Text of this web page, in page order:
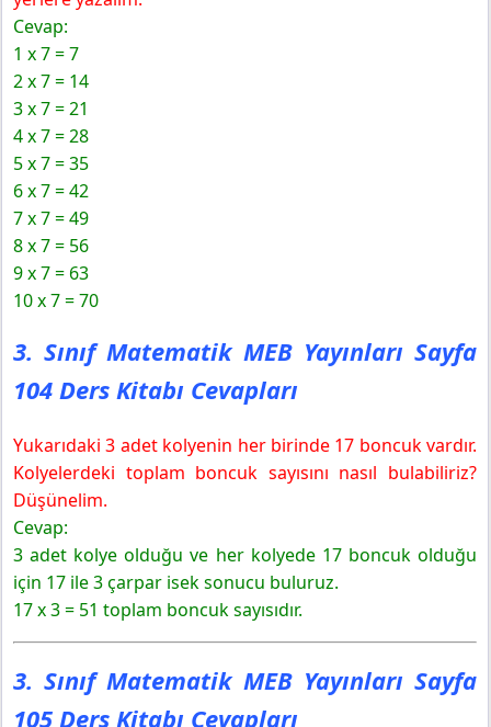
Cevap:
1 x 7 = 7
2 x 7 = 14
3 x 7 = 21
4 x 7 = 28
5 x 7 = 35
6 x 7 = 42
7 x 7 = 49
8 x 7 = 56
9 x 7 = 63
10 x 7 = 70
3. Sınıf Matematik MEB Yayınları Sayfa
104 Ders Kitabı Cevapları
Yukarıdaki 3 adet kolyenin her birinde 17 boncuk vardır.
Kolyelerdeki toplam boncuk sayısını nasıl bulabiliriz?
Düşünelim.
Cevap:
3 adet kolye olduğu ve her kolyede 17 boncuk olduğu
için 17 ile 3 çarpar isek sonucu buluruz.
17 x 3 = 51 toplam boncuk sayısıdır.
3. Sınıf Matematik MEB Yayınları Sayfa
105 Ders Kitabı Cevapları